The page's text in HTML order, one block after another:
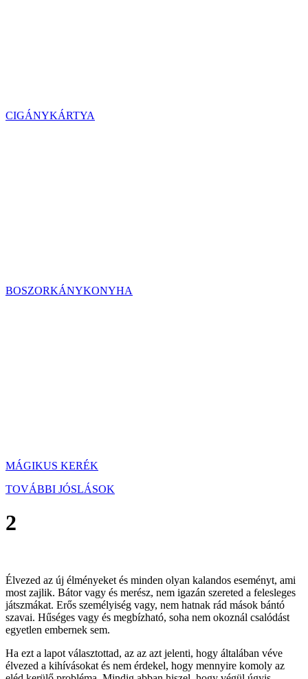
CIGÁNYKÁRTYA
BOSZORKÁNYKONYHA
MÁGIKUS KERÉK
TOVÁBBI JÓSLÁSOK
2
Élvezed az új élményeket és minden olyan kalandos eseményt, ami
most zajlik. Bátor vagy és merész, nem igazán szereted a felesleges
játszmákat. Erős személyiség vagy, nem hatnak rád mások bántó
szavai. Hűséges vagy és megbízható, soha nem okoznál csalódást
egyetlen embernek sem.
Ha ezt a lapot választottad, az az azt jelenti, hogy általában véve
élvezed a kihívásokat és nem érdekel, hogy mennyire komoly az